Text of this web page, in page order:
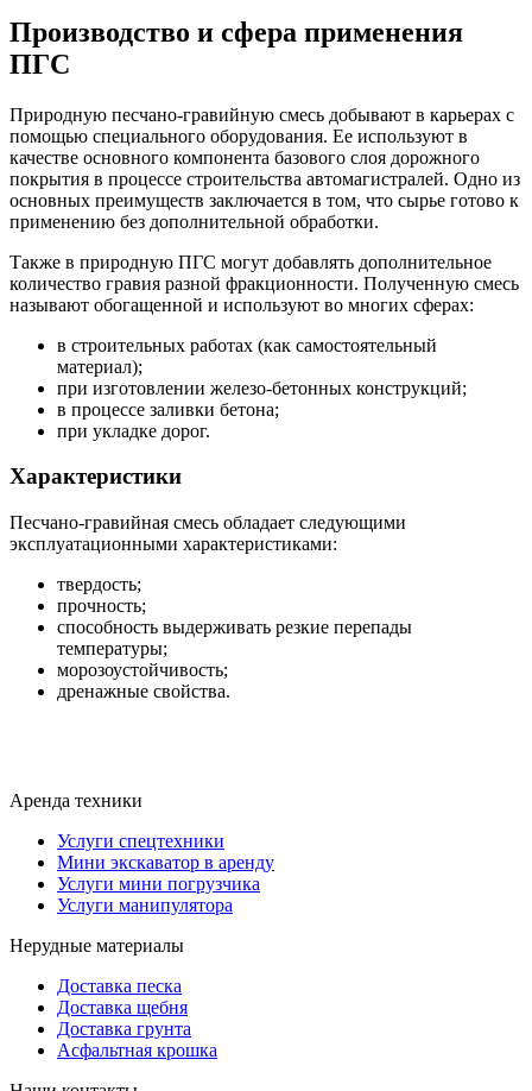
Производство и сфера применения
ПГС
Природную песчано-гравийную смесь добывают в карьерах с
помощью специального оборудования. Ее используют в
качестве основного компонента базового слоя дорожного
покрытия в процессе строительства автомагистралей. Одно из
основных преимуществ заключается в том, что сырье готово к
применению без дополнительной обработки.
Также в природную ПГС могут добавлять дополнительное
количество гравия разной фракционности. Полученную смесь
называют обогащенной и используют во многих сферах:
в строительных работах (как самостоятельный
материал);
при изготовлении железо-бетонных конструкций;
в процессе заливки бетона;
при укладке дорог.
Характеристики
Песчано-гравийная смесь обладает следующими
эксплуатационными характеристиками:
твердость;
прочность;
способность выдерживать резкие перепады
температуры;
морозоустойчивость;
дренажные свойства.
Аренда техники
Услуги спецтехники
Мини экскаватор в аренду
Услуги мини погрузчика
Услуги манипулятора
Нерудные материалы
Доставка песка
Доставка щебня
Доставка грунта
Асфальтная крошка